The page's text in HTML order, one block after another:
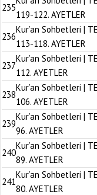
235
119-122. AYETLER
236
Kur’an Sohbetleri |
113-118. AYETLER
237
Kur’an Sohbetleri |
112. AYETLER
238
Kur’an Sohbetleri |
106. AYETLER
239
Kur’an Sohbetleri |
96. AYETLER
240
Kur’an Sohbetleri |
89. AYETLER
241
Kur’an Sohbetleri |
80. AYETLER